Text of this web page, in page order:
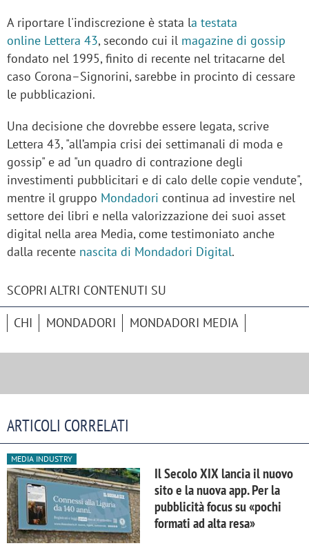
A riportare l'indiscrezione è stata la testata
online Lettera 43, secondo cui il magazine di gossip
fondato nel 1995, finito di recente nel tritacarne del
caso Corona–Signorini, sarebbe in procinto di cessare
le pubblicazioni.
Una decisione che dovrebbe essere legata, scrive
Lettera 43, "all’ampia crisi dei settimanali di moda e
gossip" e ad "un quadro di contrazione degli
investimenti pubblicitari e di calo delle copie vendute",
mentre il gruppo Mondadori continua ad investire nel
settore dei libri e nella valorizzazione dei suoi asset
digital nella area Media, come testimoniato anche
dalla recente nascita di Mondadori Digital.
SCOPRI ALTRI CONTENUTI SU
CHI MONDADORI MONDADORI MEDIA
ARTICOLI CORRELATI
MEDIA INDUSTRY
Il Secolo XIX lancia il nuovo
sito e la nuova app. Per la
pubblicità focus su «pochi
formati ad alta resa»